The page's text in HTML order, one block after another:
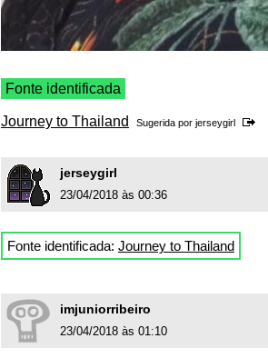
Fonte identificada
Journey to Thailand Sugerida por jerseygirl
jerseygirl
23/04/2018 às 00:36
Fonte identificada: Journey to Thailand
imjuniorribeiro
23/04/2018 às 01:10